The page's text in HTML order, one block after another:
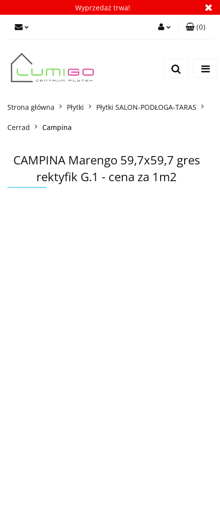
Wyprzedaż trwa!
(0)
Strona główna Płytki Płytki SALON-PODŁOGA-TARAS
Cerrad Campina
CAMPINA Marengo 59,7x59,7 gres
rektyfik G.1 - cena za 1m2